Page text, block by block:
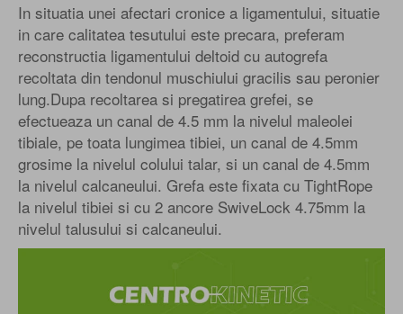
In situatia unei afectari cronice a ligamentului, situatie
in care calitatea tesutului este precara, preferam
reconstructia ligamentului deltoid cu autogrefa
recoltata din tendonul muschiului gracilis sau peronier
lung.Dupa recoltarea si pregatirea grefei, se
efectueaza un canal de 4.5 mm la nivelul maleolei
tibiale, pe toata lungimea tibiei, un canal de 4.5mm
grosime la nivelul colului talar, si un canal de 4.5mm
la nivelul calcaneului. Grefa este fixata cu TightRope
la nivelul tibiei si cu 2 ancore SwiveLock 4.75mm la
nivelul talusului si calcaneului.